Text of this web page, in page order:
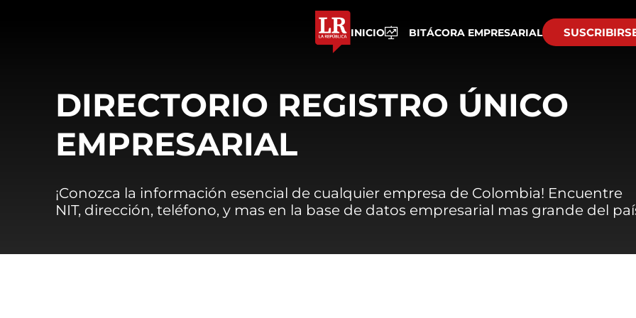
INICIO BITÁCORA EMPRESARIAL
DIRECTORIO REGISTRO ÚNICO
EMPRESARIAL
¡Conozca la información esencial de cualquier empresa de Colombia! Encuentre
NIT, dirección, teléfono, y mas en la base de datos empresarial mas grande del